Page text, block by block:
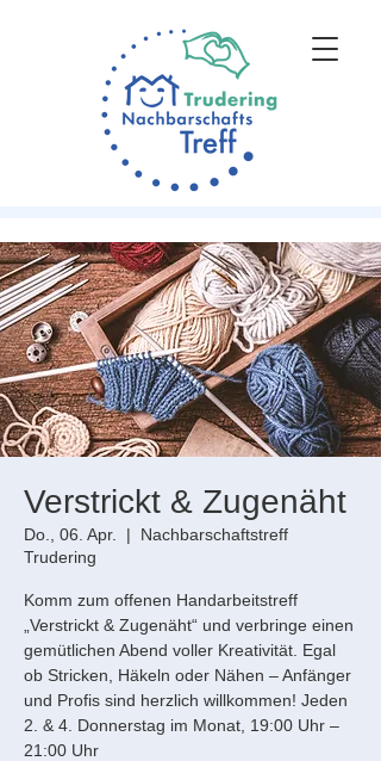
Verstrickt & Zugenäht
Do., 06. Apr.
  |
Nachbarschaftstreff
Trudering
Komm zum offenen Handarbeitstreff
„Verstrickt & Zugenäht“ und verbringe einen
gemütlichen Abend voller Kreativität. Egal
ob Stricken, Häkeln oder Nähen – Anfänger
und Profis sind herzlich willkommen! Jeden
2. & 4. Donnerstag im Monat, 19:00 Uhr –
21:00 Uhr